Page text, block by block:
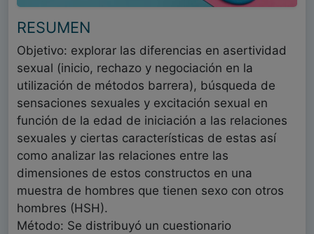
RESUMEN
Objetivo: explorar las diferencias en asertividad
sexual (inicio, rechazo y negociación en la
utilización de métodos barrera), búsqueda de
sensaciones sexuales y excitación sexual en
función de la edad de iniciación a las relaciones
sexuales y ciertas características de estas así
como analizar las relaciones entre las
dimensiones de estos constructos en una
muestra de hombres que tienen sexo con otros
hombres (HSH).
Método: Se distribuyó un cuestionario